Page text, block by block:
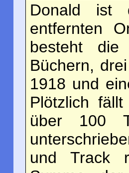
Donald ist
entfernten
besteht die
Büchern,
1918 und
Plötzlich
über 100
und Track